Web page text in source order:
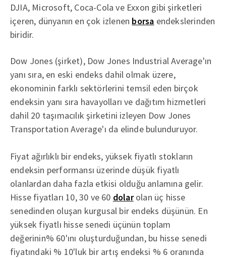
DJIA, Microsoft, Coca-Cola ve Exxon gibi şirketleri
içeren, dünyanın en çok izlenen borsa endekslerinden
biridir.
Dow Jones (şirket), Dow Jones Industrial Average'ın
yanı sıra, en eski endeks dahil olmak üzere,
ekonominin farklı sektörlerini temsil eden birçok
endeksin yanı sıra havayolları ve dağıtım hizmetleri
dahil 20 taşımacılık şirketini izleyen Dow Jones
Transportation Average'ı da elinde bulunduruyor.
Fiyat ağırlıklı bir endeks, yüksek fiyatlı stokların
endeksin performansı üzerinde düşük fiyatlı
olanlardan daha fazla etkisi olduğu anlamına gelir.
Hisse fiyatları 10, 30 ve 60 dolarolan üç hisse
senedinden oluşan kurgusal bir endeks düşünün. En
yüksek fiyatlı hisse senedi üçünün toplam
değerinin% 60'ını oluşturduğundan, bu hisse senedi
fiyatındaki % 10'luk bir artış endeksi % 6 oranında